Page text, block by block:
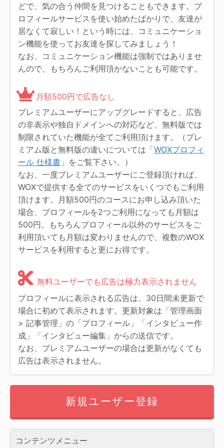
どで、気の合う仲間を見つけることもできます。プ
ロフィールサービスを使い始めたばかりで、友達が
居なくて寂しい！という時には、コミュニケーショ
ン機能を使ってお友達を探してみましょう！
なお、コミュニケーション機能は強制ではありませ
んので、もちろんご利用頂かないことも可能です。
月額500円で広告なし
プレミアムユーザーにアップグレードすると、広告
の非表示や独自ドメインへの対応など、無料版では
制限されていた機能が全てご利用頂けます。（プレ
ミアム版と無料版の違いについては「WOXプロフィ
ール 仕様書 」をご覧下さい。）
なお、一度プレミアムユーザーにご登録頂ければ、
WOXで提供する全てのサービスをいくつでもご利用
頂けます。月額500円のコースにお申し込み頂いた
場合、プロフィールを2つご利用になっても月額は
500円。もちろんプロフィール以外のサービスをご
利用頂いても月額は変わりませんので、複数のWOX
サービスを利用すると更にお得です。
無料ユーザーでも広告は極力表示されません
プロフィールに表示される広告は、30日間未更新で
場合に初めて表示されます。更新対象は「管理画面
> 記事管理」の「プロフィール」「インタビュー作
成」「インタビュー編集」からの送信です。
なお、プレミアムユーザーの場合は更新がなくても
広告は表示されません。
新規ユーザー登録
コンテンツメニュー